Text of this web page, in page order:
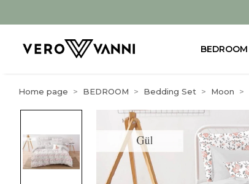
BEDROOM
Home page BEDROOM Bedding Set Moon